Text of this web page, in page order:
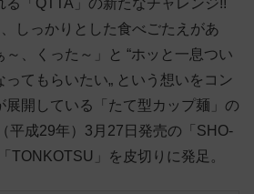
る「QTTA」の新たなチャレンジ!!
しっかりとした食べごたえがあ
～、くった～」と “ホッと一息つい
てもらいたい„ という想いをコン
展開している「たて型カップ麺」の
平成29年）3月27日発売の「SHO-
TONKOTSU」を皮切りに発足。